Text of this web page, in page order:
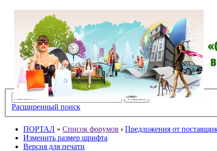
Расширенный поиск
ПОРТАЛ » Список форумов ‹ Предложения от
Изменить размер шрифта
Версия для печати